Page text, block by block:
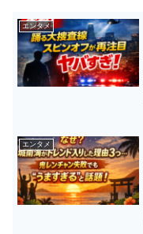
エンタメ
エンタメ